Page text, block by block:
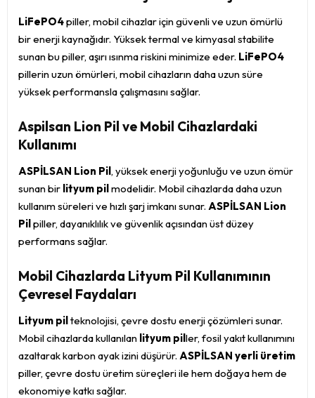
LiFePO4piller, mobil cihazlar için güvenli ve uzun ömürlü
bir enerji kaynağıdır. Yüksek termal ve kimyasal stabilite
sunan bu piller, aşırı ısınma riskini minimize eder. LiFePO4
pillerin uzun ömürleri, mobil cihazların daha uzun süre
yüksek performansla çalışmasını sağlar.
Aspilsan Lion Pil ve Mobil Cihazlardaki
Kullanımı
ASPİLSAN Lion Pil, yüksek enerji yoğunluğu ve uzun ömür
sunan bir lityum pilmodelidir. Mobil cihazlarda daha uzun
kullanım süreleri ve hızlı şarj imkanı sunar. ASPİLSAN Lion
Pilpiller, dayanıklılık ve güvenlik açısından üst düzey
performans sağlar.
Mobil Cihazlarda Lityum Pil Kullanımının
Çevresel Faydaları
Lityum pilteknolojisi, çevre dostu enerji çözümleri sunar.
Mobil cihazlarda kullanılan lityum piller, fosil yakıt kullanımını
azaltarak karbon ayak izini düşürür. ASPİLSAN yerli üretim
piller, çevre dostu üretim süreçleri ile hem doğaya hem de
ekonomiye katkı sağlar.